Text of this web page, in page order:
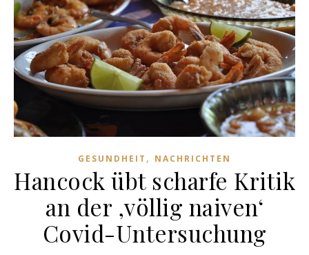
GESUNDHEIT , NACHRICHTEN
Hancock übt scharfe Kritik
an der ‚völlig naiven‘
Covid-Untersuchung